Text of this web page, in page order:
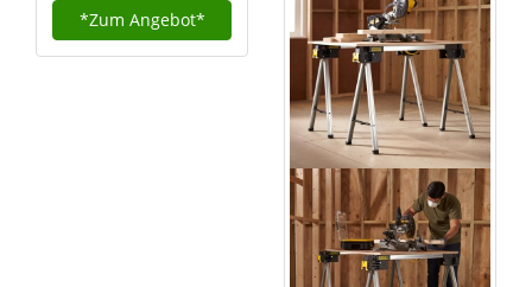
*Zum Angebot*